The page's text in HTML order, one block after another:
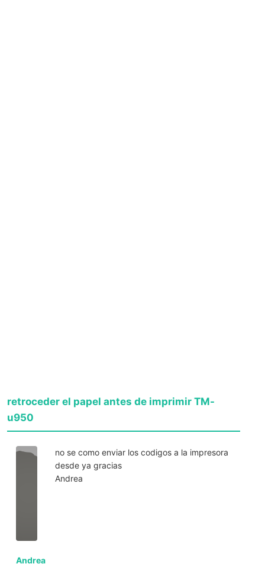
retroceder el papel antes de imprimir TM-
u950
Andrea
no se como enviar los codigos a la impresora
desde ya gracias
Andrea